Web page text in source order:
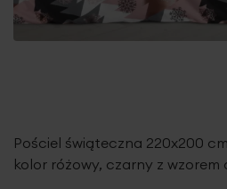
Pościel świąteczna 220x200
kolor różowy, czarny z wzorem